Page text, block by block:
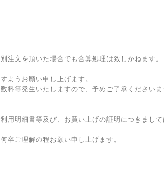
注文を頂いた場合でも合算処理は致しかねます。
ようお願い申し上げます。
料等発生いたしますので、予めご了承くださいま
用明細書等及び、お買い上げの証明につきまし
卒ご理解の程お願い申し上げます。